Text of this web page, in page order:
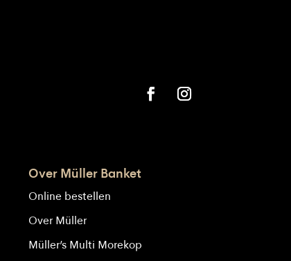
Over Müller Banket
Online bestellen
Over Müller
Müller’s Multi Morekop